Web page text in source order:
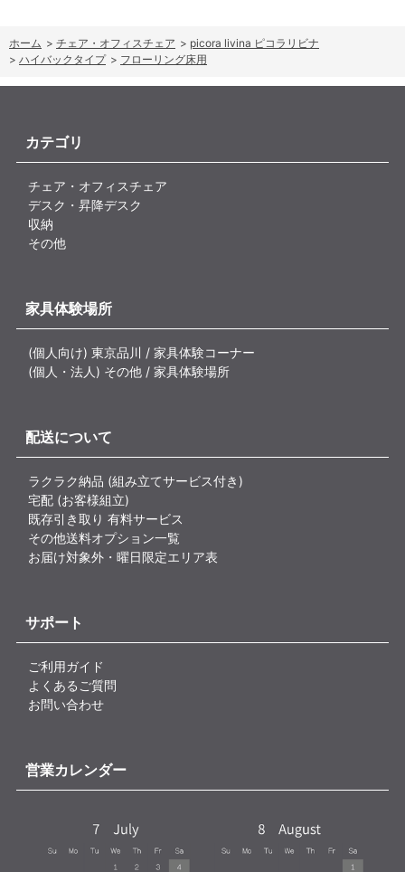
ホーム > チェア・オフィスチェア > picora livina ピコラリビナ
> ハイバックタイプ > フローリング床用
カテゴリ
チェア・オフィスチェア
デスク・昇降デスク
収納
その他
家具体験場所
(個人向け) 東京品川 / 家具体験コーナー
(個人・法人) その他 / 家具体験場所
配送について
ラクラク納品 (組み立てサービス付き)
宅配 (お客様組立)
既存引き取り 有料サービス
その他送料オプション一覧
お届け対象外・曜日限定エリア表
サポート
ご利用ガイド
よくあるご質問
お問い合わせ
営業カレンダー